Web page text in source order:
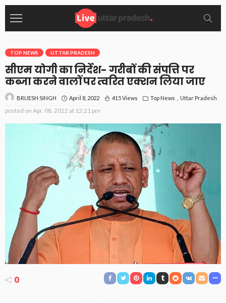
TOP NEWS UTTAR PRADESH
सीएम योगी का निर्देश- गरीबों की संपत्ति पर
कब्जा करने वालों पर त्वरित एक्शन लिया जाए
BRIJESH SINGH April 8, 2022 415 Views Top News Uttar Pradesh
posted on Apr. 08, 2022 at 12:21 pm
0